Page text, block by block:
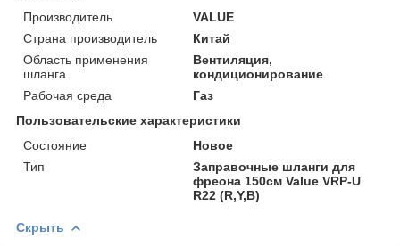
Производитель
VALUE
Страна производитель
Китай
Область применения
шланга
Вентиляция,
кондиционирование
Рабочая среда
Газ
Пользовательские характеристики
Состояние
Новое
Тип
Заправочные шланги для
фреона 150см Value VRP-U
R22 (R,Y,B)
Скрыть